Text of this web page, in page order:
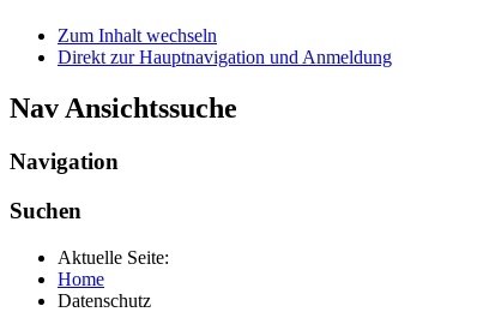
Zum Inhalt wechseln
Direkt zur Hauptnavigation und Anmeldung
Nav Ansichtssuche
Navigation
Suchen
Aktuelle Seite:
Home
Datenschutz